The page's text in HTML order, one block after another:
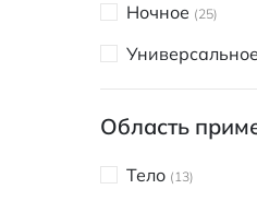
Cos De BAHA
Dr. Althea
Ночное 25
Универсальное
Область
Тело 13